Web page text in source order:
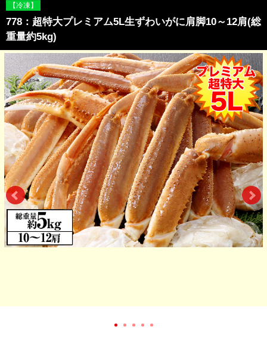
【冷凍】
778：超特大プレミアム5L生ずわいがに肩脚10～12肩(総
重量約5kg)